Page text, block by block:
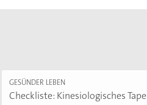
GESÜNDER LEBEN
Checkliste: Kinesiologisches Tape